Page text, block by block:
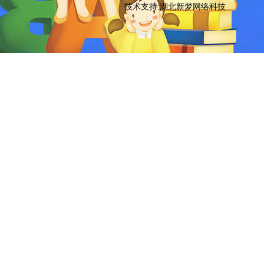
技术支持:湖北新梦网络科技